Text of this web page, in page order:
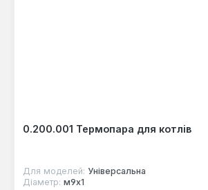
0.200.001 Термопара для котлів
Для моделей: Універсальна
Діаметр: м9х1